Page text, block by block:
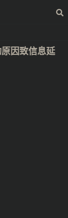
因致信息延